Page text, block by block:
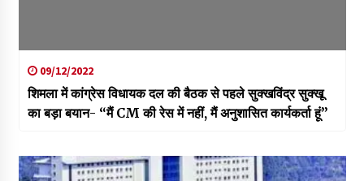
09/12/2022
शिमला में कांग्रेस विधायक दल की बैठक से पहले सुक्खविंद्र सुक्खू
का बड़ा बयान- “मैं CM की रेस में नहीं, मैं अनुशासित कार्यकर्ता हूं”